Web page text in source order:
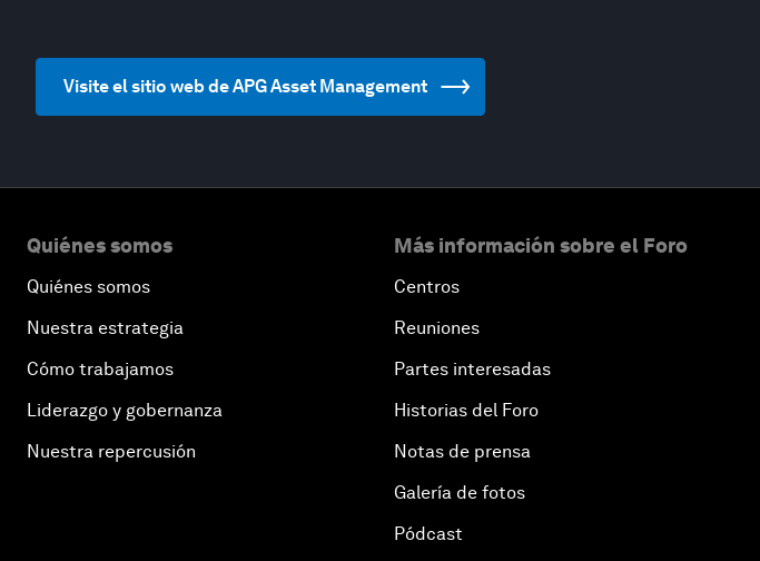
Visite el sitio web de APG Asset Management
Quiénes somos
Quiénes somos
Nuestra estrategia
Cómo trabajamos
Liderazgo y gobernanza
Nuestra repercusión
Más información sobre el Foro
Centros
Reuniones
Partes interesadas
Historias del Foro
Notas de prensa
Galería de fotos
Pódcast